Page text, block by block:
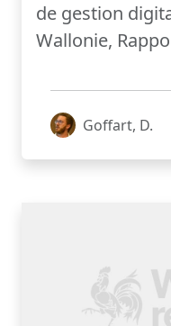
de gestion
Wallonie,
Goffart, D.